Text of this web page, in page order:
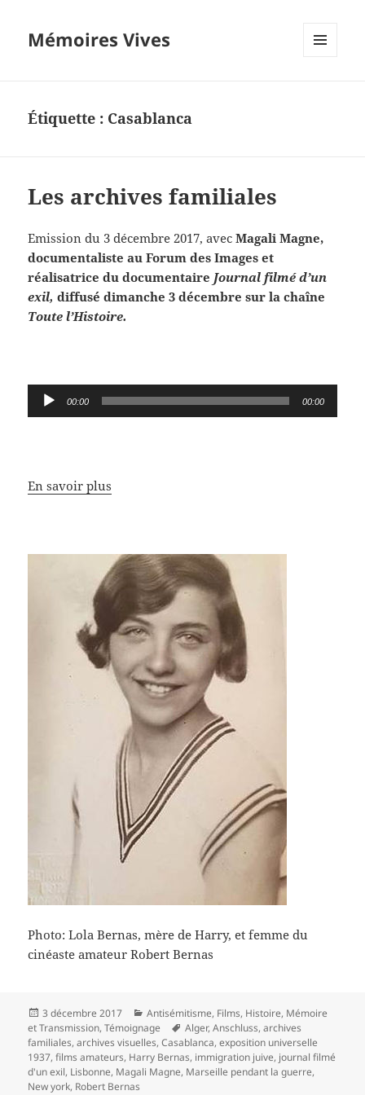
Mémoires Vives
Étiquette : Casablanca
Les archives familiales
Emission du 3 décembre 2017, avecMagali Magne,
documentaliste au Forum des Images et
réalisatrice du documentaire Journal filmé d’un
exil,diffusé dimanche 3 décembre sur la chaîne
Toute l’Histoire.
Lecteur
audio
00:00 00:00
En savoir plus
Photo: Lola Bernas, mère de Harry, et femme du
cinéaste amateur Robert Bernas
Publié
le
3 décembre 2017 Catégories
Antisémitisme, Films, Histoire, Mémoire
et Transmission,Témoignage
Mots-
clés
Alger,Anschluss,archives
familiales,archives visuelles,Casablanca,exposition universelle
1937,films amateurs, Harry Bernas, immigration juive, journal filmé
d'un exil, Lisbonne, Magali Magne, Marseille pendant la guerre,
New york, Robert Bernas